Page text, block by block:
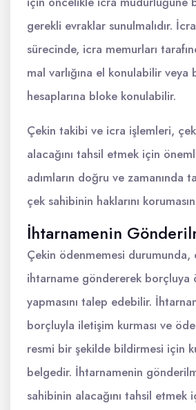
gerekli evraklar sunulmalıdır.
sürecinde, icra memurları
mal varlığına el konulabilir veya
hesaplarına bloke konulabilir.
Çekin takibi ve icra işlemleri,
alacağını tahsil etmek için
adımların doğru ve zamanında
çek sahibinin haklarını
İhtarnamenin
Çekin ödenmemesi durumunda,
ihtarname göndererek borçluya
yapmasını talep edebilir.
borçluyla iletişim kurması ve
resmi bir şekilde bildirmesi için
belgedir. İhtarnamenin
sahibinin alacağını tahsil etmek